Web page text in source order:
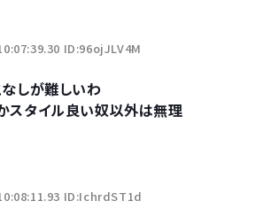
ID:96ojJLV4M
しが難しいわ
スタイル良い奴以外は無理
ID:IchrdST1d